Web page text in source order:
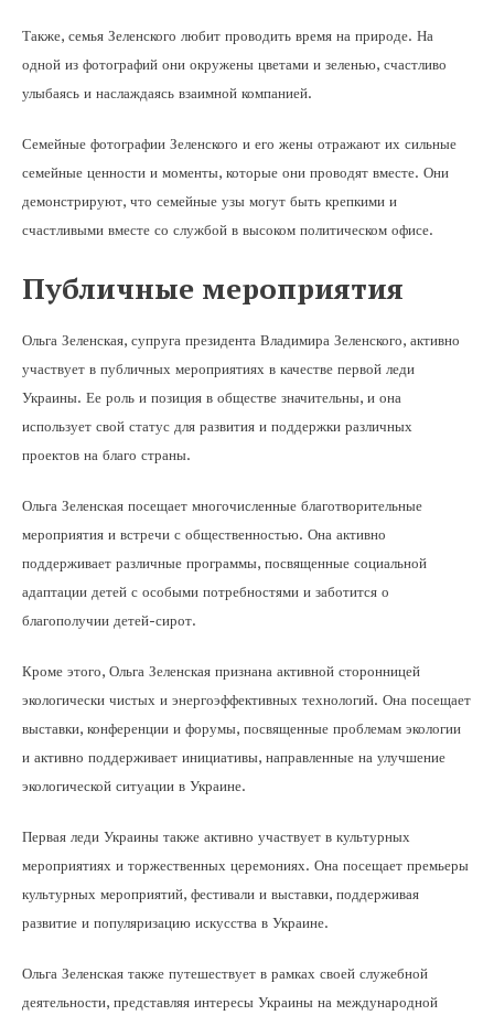
Также, семья Зеленского любит проводить время на природе. На
одной из фотографий они окружены цветами и зеленью, счастливо
улыбаясь и наслаждаясь взаимной компанией.
Семейные фотографии Зеленского и его жены отражают их сильные
семейные ценности и моменты, которые они проводят вместе. Они
демонстрируют, что семейные узы могут быть крепкими и
счастливыми вместе со службой в высоком политическом офисе.
Публичные мероприятия
Ольга Зеленская, супруга президента Владимира Зеленского, активно
участвует в публичных мероприятиях в качестве первой леди
Украины. Ее роль и позиция в обществе значительны, и она
использует свой статус для развития и поддержки различных
проектов на благо страны.
Ольга Зеленская посещает многочисленные благотворительные
мероприятия и встречи с общественностью. Она активно
поддерживает различные программы, посвященные социальной
адаптации детей с особыми потребностями и заботится о
благополучии детей-сирот.
Кроме этого, Ольга Зеленская признана активной сторонницей
экологически чистых и энергоэффективных технологий. Она посещает
выставки, конференции и форумы, посвященные проблемам экологии
и активно поддерживает инициативы, направленные на улучшение
экологической ситуации в Украине.
Первая леди Украины также активно участвует в культурных
мероприятиях и торжественных церемониях. Она посещает премьеры
культурных мероприятий, фестивали и выставки, поддерживая
развитие и популяризацию искусства в Украине.
Ольга Зеленская также путешествует в рамках своей служебной
деятельности, представляя интересы Украины на международной